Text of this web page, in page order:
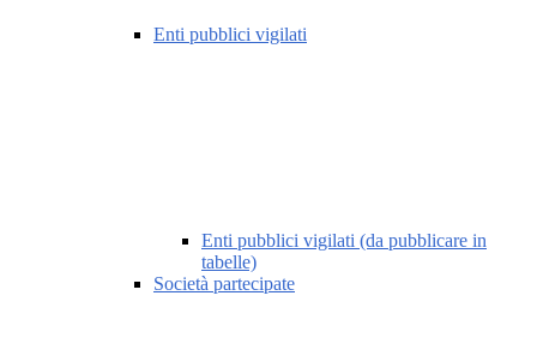
Enti pubblici vigilati
Enti pubblici vigilati (da pubblicare in
tabelle)
Società partecipate